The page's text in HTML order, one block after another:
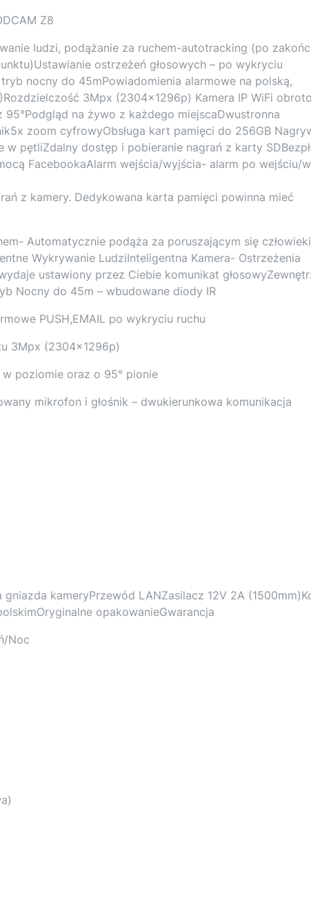
Z8
ludzi, podążanie za ruchem-autotracking (po
ostrzeżeń głosowych – po wykryciu
nocny do 45mPowiadomienia alarmowe na polską,
3Mpx (2304x1296p) Kamera IP WiFi
na żywo z każdego miejscaDwustronna
zoom cyfrowyObsługa kart pamięci do 256GB
pętliZdalny dostęp i pobieranie nagrań z karty
FacebookaAlarm wejścia/wyjścia- alarm po wejściu/
z kamery. Dedykowana karta pamięci powinna mieć
Automatycznie podąża za poruszającym się
Wykrywanie LudziInteligentna Kamera- Ostrzeżenia
ustawiony przez Ciebie komunikat
Nocny do 45m – wbudowane diody IR
PUSH,EMAIL po wykryciu ruchu
3Mpx (2304x1296p)
poziomie oraz o 95° pionie
mikrofon i głośnik – dwukierunkowa komunikacja
gniazda kameryPrzewód LANZasilacz 12V 2A
opakowanieGwarancja
Noc